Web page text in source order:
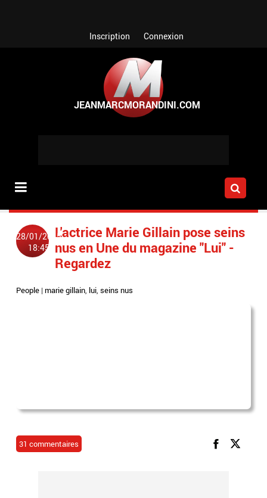
Inscription Connexion
28/01/2015
18:45
L'actrice Marie Gillain pose seins
nus en Une du magazine "Lui" -
Regardez
People |marie gillain, lui,seins nus
31 commentaires